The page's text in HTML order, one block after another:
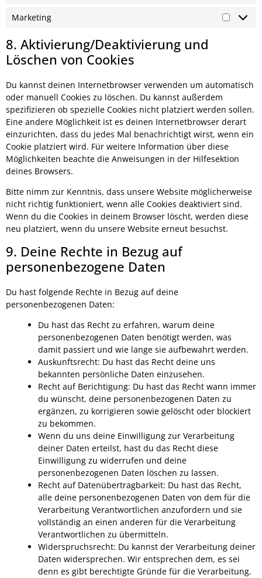
Marketing
8. Aktivierung/Deaktivierung und
Löschen von Cookies
Du kannst deinen Internetbrowser verwenden um automatisch
oder manuell Cookies zu löschen. Du kannst außerdem
spezifizieren ob spezielle Cookies nicht platziert werden sollen.
Eine andere Möglichkeit ist es deinen Internetbrowser derart
einzurichten, dass du jedes Mal benachrichtigt wirst, wenn ein
Cookie platziert wird. Für weitere Information über diese
Möglichkeiten beachte die Anweisungen in der Hilfesektion
deines Browsers.
Bitte nimm zur Kenntnis, dass unsere Website möglicherweise
nicht richtig funktioniert, wenn alle Cookies deaktiviert sind.
Wenn du die Cookies in deinem Browser löscht, werden diese
neu platziert, wenn du unsere Website erneut besuchst.
9. Deine Rechte in Bezug auf
personenbezogene Daten
Du hast folgende Rechte in Bezug auf deine
personenbezogenen Daten:
Du hast das Recht zu erfahren, warum deine
personenbezogenen Daten benötigt werden, was
damit passiert und wie lange sie aufbewahrt werden.
Auskunftsrecht: Du hast das Recht deine uns
bekannten persönliche Daten einzusehen.
Recht auf Berichtigung: Du hast das Recht wann immer
du wünscht, deine personenbezogenen Daten zu
ergänzen, zu korrigieren sowie gelöscht oder blockiert
zu bekommen.
Wenn du uns deine Einwilligung zur Verarbeitung
deiner Daten erteilst, hast du das Recht diese
Einwilligung zu widerrufen und deine
personenbezogenen Daten löschen zu lassen.
Recht auf Datenübertragbarkeit: Du hast das Recht,
alle deine personenbezogenen Daten von dem für die
Verarbeitung Verantwortlichen anzufordern und sie
vollständig an einen anderen für die Verarbeitung
Verantwortlichen zu übermitteln.
Widerspruchsrecht: Du kannst der Verarbeitung deiner
Daten widersprechen. Wir entsprechen dem, es sei
denn es gibt berechtigte Gründe für die Verarbeitung.